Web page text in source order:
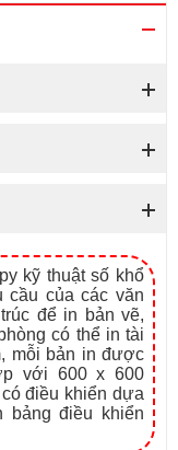
kỹ thuật số khổ
cầu của các văn
để in bản vẽ,
có thể in tài
mỗi bản in được
với 600 x 600
điều khiển dựa
bảng điều khiển